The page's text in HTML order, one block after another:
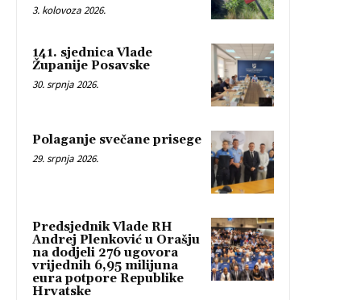
3. kolovoza 2026.
141. sjednica Vlade
Županije Posavske
30. srpnja 2026.
Polaganje svečane prisege
29. srpnja 2026.
Predsjednik Vlade RH
Andrej Plenković u Orašju
na dodjeli 276 ugovora
vrijednih 6,95 milijuna
eura potpore Republike
Hrvatske